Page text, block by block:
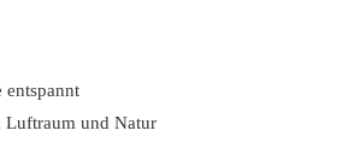
entspannt
Luftraum und Natur